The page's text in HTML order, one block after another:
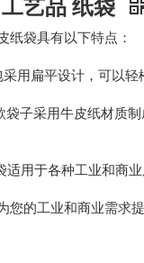
艺品 纸袋
纸袋具有以下特点：
用扁平设计，可以轻
袋子采用牛皮纸材质
用于各种工业和商业
您的工业和商业需求